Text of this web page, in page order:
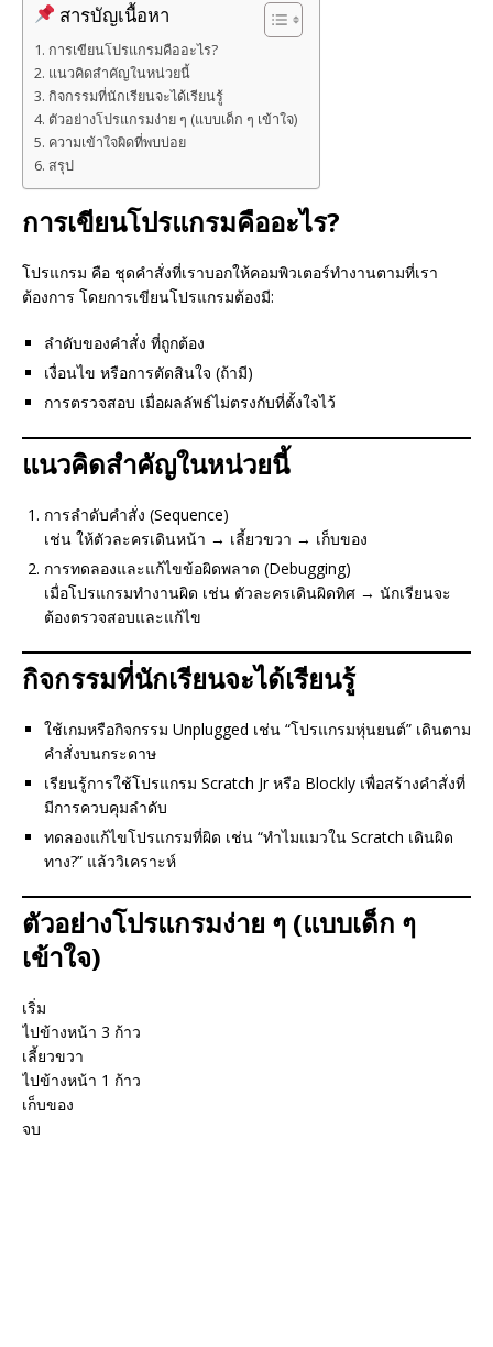
สารบัญเนื้อหา
การเขียนโปรแกรมคืออะไร?
แนวคิดสำคัญในหน่วยนี้
กิจกรรมที่นักเรียนจะได้เรียนรู้
ตัวอย่างโปรแกรมง่าย ๆ (แบบเด็ก ๆ เข้าใจ)
ความเข้าใจผิดที่พบบ่อย
สรุป
การเขียนโปรแกรมคืออะไร?
โปรแกรม คือ ชุดคำสั่งที่เราบอกให้คอมพิวเตอร์ทำงานตามที่เรา
ต้องการ โดยการเขียนโปรแกรมต้องมี:
ลำดับของคำสั่ง ที่ถูกต้อง
เงื่อนไข หรือการตัดสินใจ (ถ้ามี)
การตรวจสอบ เมื่อผลลัพธ์ไม่ตรงกับที่ตั้งใจไว้
แนวคิดสำคัญในหน่วยนี้
การลำดับคำสั่ง (Sequence)
เช่น ให้ตัวละครเดินหน้า → เลี้ยวขวา → เก็บของ
การทดลองและแก้ไขข้อผิดพลาด (Debugging)
เมื่อโปรแกรมทำงานผิด เช่น ตัวละครเดินผิดทิศ → นักเรียนจะ
ต้องตรวจสอบและแก้ไข
กิจกรรมที่นักเรียนจะได้เรียนรู้
ใช้เกมหรือกิจกรรม Unplugged เช่น “โปรแกรมหุ่นยนต์” เดินตาม
คำสั่งบนกระดาษ
เรียนรู้การใช้โปรแกรม Scratch Jr หรือ Blockly เพื่อสร้างคำสั่งที่
มีการควบคุมลำดับ
ทดลองแก้ไขโปรแกรมที่ผิด เช่น “ทำไมแมวใน Scratch เดินผิด
ทาง?” แล้ววิเคราะห์
ตัวอย่างโปรแกรมง่าย ๆ (แบบเด็ก ๆ
เข้าใจ)
เริ่ม
ไปข้างหน้า 3 ก้าว
เลี้ยวขวา
ไปข้างหน้า 1 ก้าว
เก็บของ
จบ